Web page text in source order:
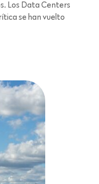
Los Data Centers
se han vuelto